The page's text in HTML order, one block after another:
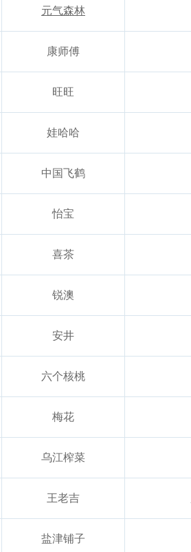
元气森林
康师傅
旺旺
娃哈哈
中国飞鹤
怡宝
喜茶
锐澳
安井
六个核桃
梅花
乌江榨菜
王老吉
盐津铺子